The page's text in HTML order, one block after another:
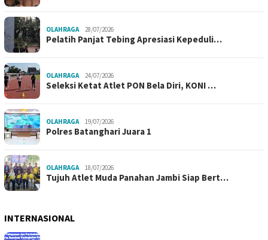
OLAHRAGA 28/07/2026
Pelatih Panjat Tebing Apresiasi Kepeduli…
OLAHRAGA 24/07/2026
Seleksi Ketat Atlet PON Bela Diri, KONI …
OLAHRAGA 19/07/2026
Polres Batanghari Juara 1
OLAHRAGA 18/07/2026
Tujuh Atlet Muda Panahan Jambi Siap Bert…
INTERNASIONAL